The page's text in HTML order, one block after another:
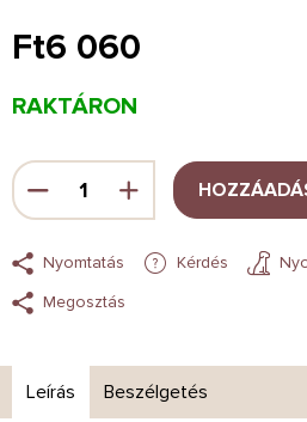
Ft6 060
Egységár:
RAKTÁRON
Nyomtatás Kérdés
Megosztás
Leírás Beszélgetés